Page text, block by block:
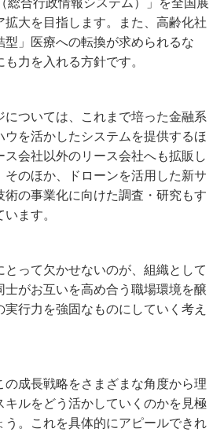
大を目指します。また、高齢化社
」医療への転換が求められるな
力を入れる方針です。
については、これまで培った金融系
を活かしたシステムを提供するほ
会社以外のリース会社へも拡販し
のほか、ドローンを活用した新サ
の事業化に向けた調査・研究もす
ます。
って欠かせないのが、組織として
がお互いを高め合う職場環境を醸
行力を強固なものにしていく考え
成長戦略をさまざまな角度から理
ルをどう活かしていくのかを見極
。これを具体的にアピールできれ